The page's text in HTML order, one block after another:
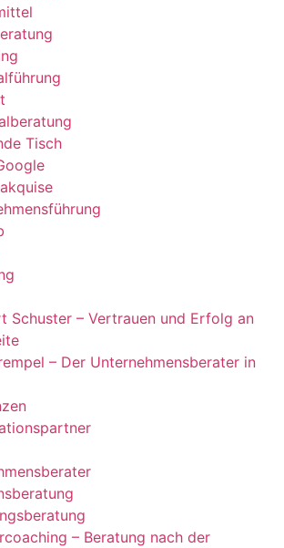
Tisch
Schuster – Vertrauen und Erfolg an
– Der Unternehmensberater in
– Beratung nach der